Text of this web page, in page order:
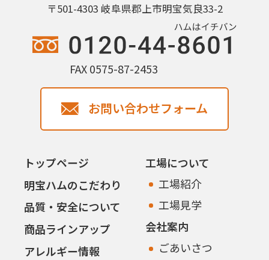
〒501-4303 岐阜県郡上市明宝気良33-2
FAX 0575-87-2453
お問い合わせフォーム
トップページ
明宝ハムのこだわり
品質・安全について
商品ラインアップ
アレルギー情報
工場について
工場紹介
工場見学
会社案内
ごあいさつ